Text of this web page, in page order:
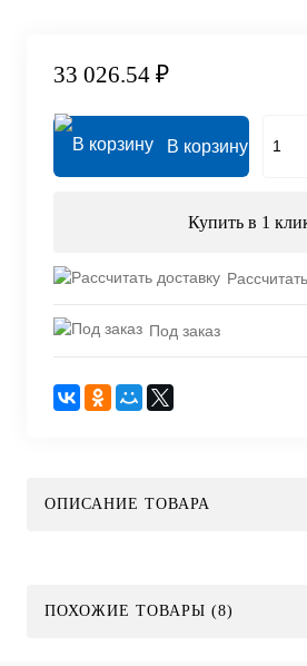
33 026.54 ₽
В корзину
Купить в 1
Под заказ
ОПИСАНИЕ ТОВАРА
ПОХОЖИЕ ТОВАРЫ (8)